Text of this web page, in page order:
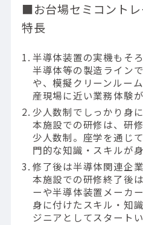
■お台場セミコント
特長
半導体装置の実機もそ
半導体等の製造ライン
や、模擬クリーンルー
産現場に近い業務体験が
少人数制でしっかり身
本施設での研修は、研
少人数制。座学を通じ
門的な知識・スキルが
修了後は半導体関連企
本施設での研修終了後
ーや半導体装置メーカ
身に付けたスキル・知
ジニアとしてスタートい